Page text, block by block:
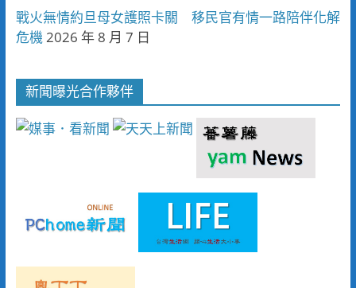
戰火無情約旦母女護照卡關 移民官有情一路陪伴化解
危機2026 年 8 月 7 日
新聞曝光合作夥伴